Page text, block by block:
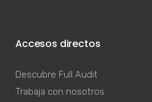
Accesos directos
Descubre Full Audit
Trabaja con nosotros